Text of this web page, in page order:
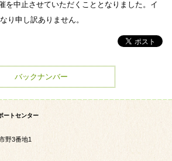
を中止させていただくこととなりました。イ
り申し訳ありません。
バックナンバー
ートセンター
野3番地1